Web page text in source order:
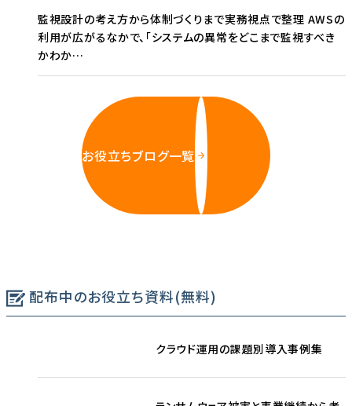
監視設計の考え方から体制づくりまで実務視点で整理 AWSの
利用が広がるなかで、「システムの異常をどこまで監視すべき
かわか…
お役立ちブログ一覧
配布中のお役立ち資料(無料)
クラウド運用の課題別導入事例集